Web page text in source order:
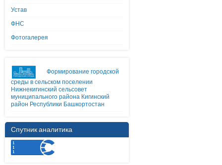
Устав
ФНС
Фотогалерея
Формирование городской
среды в сельском поселении
Нижнекигинский сельсовет
муниципального района Кигинский
район Республики Башкортостан
Спутник аналитика